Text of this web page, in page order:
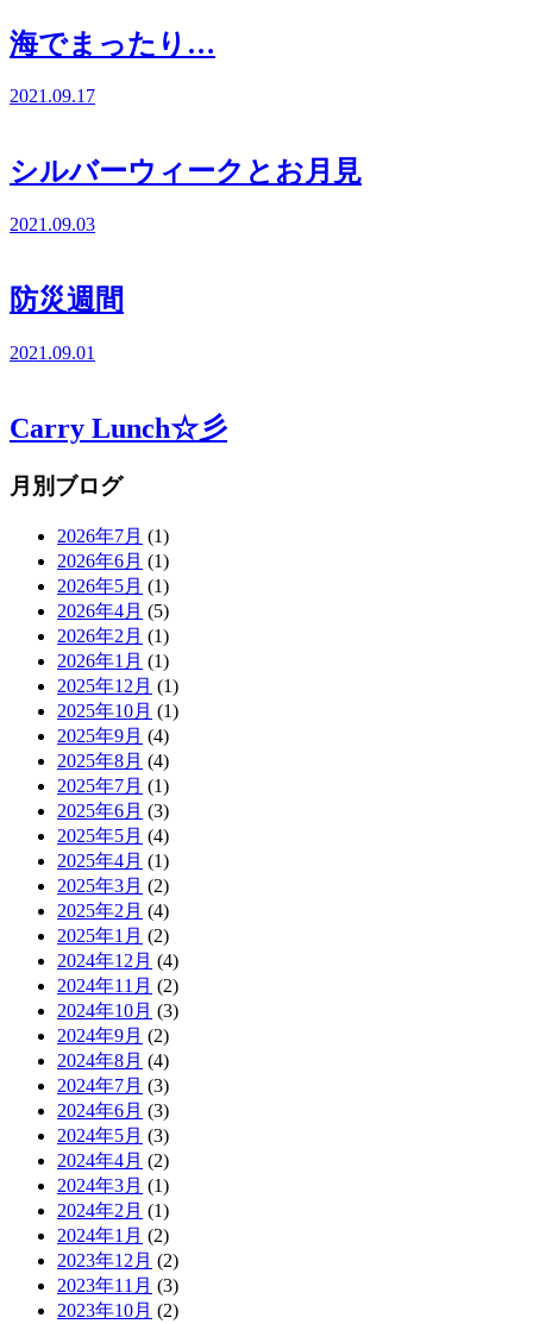
海でまったり…
2021.09.17
シルバーウィークとお月見
2021.09.03
防災週間
2021.09.01
Carry Lunch☆彡
月別ブログ
2026年7月 (1)
2026年6月 (1)
2026年5月 (1)
2026年4月 (5)
2026年2月 (1)
2026年1月 (1)
2025年12月 (1)
2025年10月 (1)
2025年9月 (4)
2025年8月 (4)
2025年7月 (1)
2025年6月 (3)
2025年5月 (4)
2025年4月 (1)
2025年3月 (2)
2025年2月 (4)
2025年1月 (2)
2024年12月 (4)
2024年11月 (2)
2024年10月 (3)
2024年9月 (2)
2024年8月 (4)
2024年7月 (3)
2024年6月 (3)
2024年5月 (3)
2024年4月 (2)
2024年3月 (1)
2024年2月 (1)
2024年1月 (2)
2023年12月 (2)
2023年11月 (3)
2023年10月 (2)